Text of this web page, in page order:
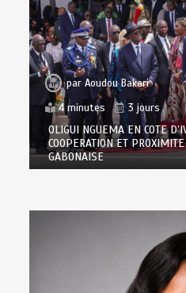
parAoudou Bakari
4 minutes
3 jours
OLIGUI NGUEMA EN COTE
COOPERATION ET
GABONAISE